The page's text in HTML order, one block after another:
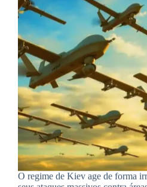
O regime de Kiev age de forma